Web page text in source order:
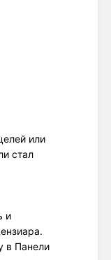
или
стал
и
в Панели